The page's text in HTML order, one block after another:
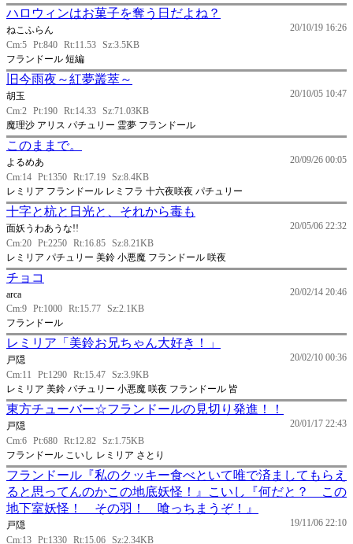
ハロウィンはお菓子を奪う日だよね？
20/10/19 16:26
ねこふらん
Cm:5 Pt:840 Rt:11.53 Sz:3.5KB
フランドール 短編
旧今雨夜～紅夢叢萃～
20/10/05 10:47
胡玉
Cm:2 Pt:190 Rt:14.33 Sz:71.03KB
魔理沙 アリス パチュリー 霊夢 フランドール
このままで。
20/09/26 00:05
よるめあ
Cm:14 Pt:1350 Rt:17.19 Sz:8.4KB
レミリア フランドール レミフラ 十六夜咲夜 パチュリー
十字と杭と日光と、それから毒も
20/05/06 22:32
面妖うわあうな!!
Cm:20 Pt:2250 Rt:16.85 Sz:8.21KB
レミリア パチュリー 美鈴 小悪魔 フランドール 咲夜
チョコ
20/02/14 20:46
arca
Cm:9 Pt:1000 Rt:15.77 Sz:2.1KB
フランドール
レミリア「美鈴お兄ちゃん大好き！」
20/02/10 00:36
戸隠
Cm:11
Pt:1290 Rt:15.47 Sz:3.9KB
レミリア 美鈴 パチュリー 小悪魔 咲夜 フランドール 皆
東方チューバー☆フランドールの見切り発進！！
20/01/17 22:43
戸隠
Cm:6 Pt:680 Rt:12.82 Sz:1.75KB
フランドール こいし レミリア さとり
フランドール『私のクッキー食べといて唯で済ましてもらえ
ると思ってんのかこの地底妖怪！』こいし『何だと？ この
地下室妖怪！ その羽！ 喰っちまうぞ！』
19/11/06 22:10
戸隠
Cm:13 Pt:1330 Rt:15.06 Sz:2.34KB